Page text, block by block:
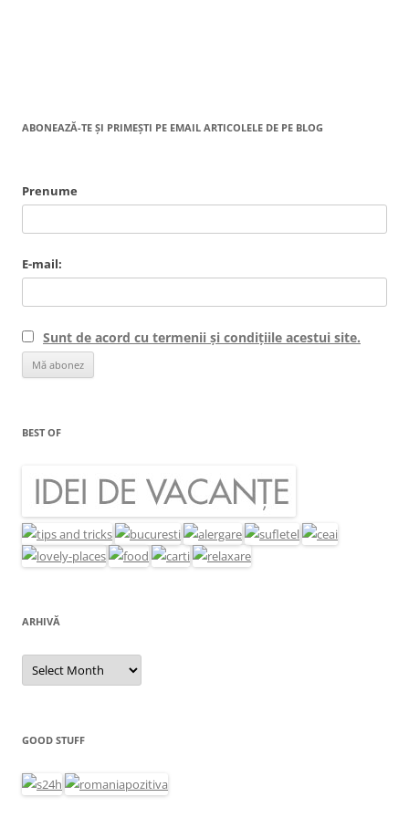
ABONEAZĂ-TE ȘI PRIMEȘTI PE EMAIL ARTICOLELE DE PE BLOG
Prenume
E-mail:
Sunt de acord cu termenii și condițiile acestui site.
BEST OF
ARHIVĂ
Arhivă
GOOD STUFF